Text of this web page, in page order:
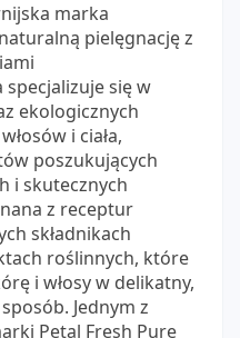
marka
pielęgnację z
się w
ekologicznych
i ciała,
poszukujących
i skutecznych
z receptur
składnikach
roślinnych, które
i włosy w delikatny,
Jednym z
Petal Fresh Pure